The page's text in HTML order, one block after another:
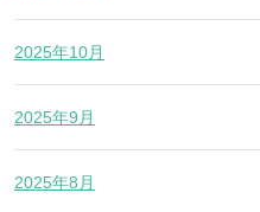
2025年10月
2025年9月
2025年8月